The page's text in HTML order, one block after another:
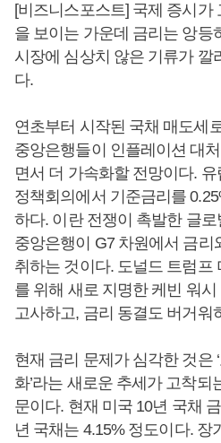
[비즈니스포스트] 국제 증시가
을 보이는 가운데 금리는 앙등
시장에 심상치 않은 기류가 깔
다.
연초부터 시작된 국채 매도세
중앙은행들이 인플레이션 대
면서 더 가속화할 전망이다.
정책회의에서 기준금리를
하다. 이란 전쟁이 촉발한 글
중앙은행이 G7 차원에서 금리
취하는 것이다. 도널드 트럼프
를 위해 새로 지명한 케빈 워
고사하고, 금리 동결도 버거워
현재 금리 문제가 심각한 것은
화’라는 새로운 추세가 고착되
문이다. 현재 미국 10년 국채
년 국채는 4.15% 정도이다.